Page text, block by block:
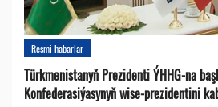
Resmi habarlar
Türkmenistanyň Prezidenti ÝHHG-na
Konfederasiýasynyň wise-prezidentini